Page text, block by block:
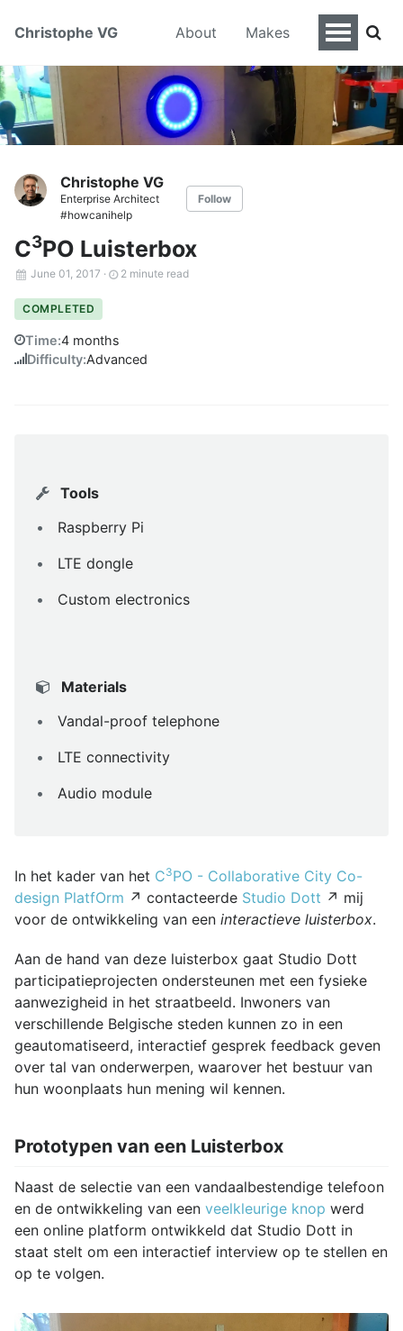
Christophe VG About Makes
Christophe VG
Enterprise Architect
#howcanihelp
Follow
C3PO Luisterbox
June 01, 2017 · 2 minute read
COMPLETED
Time:4 months
Difficulty:Advanced
Tools
Raspberry Pi
LTE dongle
Custom electronics
Materials
Vandal-proof telephone
LTE connectivity
Audio module
In het kader van het C3PO - Collaborative City Co-
design PlatfOrm ↗ contacteerde Studio Dott ↗ mij
voor de ontwikkeling van een interactieve luisterbox.
Aan de hand van deze luisterbox gaat Studio Dott
participatieprojecten ondersteunen met een fysieke
aanwezigheid in het straatbeeld. Inwoners van
verschillende Belgische steden kunnen zo in een
geautomatiseerd, interactief gesprek feedback geven
over tal van onderwerpen, waarover het bestuur van
hun woonplaats hun mening wil kennen.
Prototypen van een Luisterbox
Naast de selectie van een vandaalbestendige telefoon
en de ontwikkeling van een veelkleurige knop werd
een online platform ontwikkeld dat Studio Dott in
staat stelt om een interactief interview op te stellen en
op te volgen.